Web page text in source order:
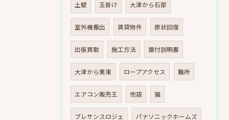
土壁 玉掛け 大津から石部
室外機搬出 賃貸物件 原状回復
出張買取 施工方法 据付説明書
大津から栗東 ロープアクセス 難所
エアコン販売王 他店 猫
プレサンスロジェ パナソニックホームズ